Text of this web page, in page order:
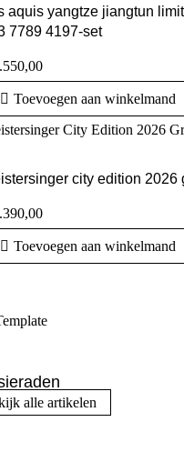
aquis yangtze jiangtun
7789 4197-set
Toevoegen aan winkelmand
city edition 2026
Toevoegen aan winkelmand
alle artikelen